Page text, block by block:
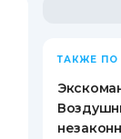
ТАКЖЕ ПО